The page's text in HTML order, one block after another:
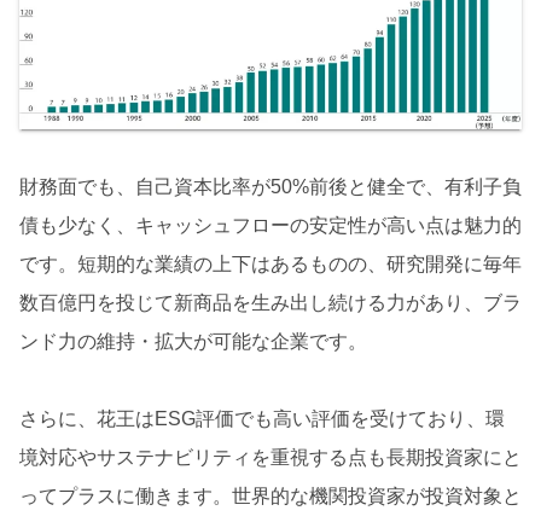
財務面でも、自己資本比率が50%前後と健全で、有利子負
債も少なく、キャッシュフローの安定性が高い点は魅力的
です。短期的な業績の上下はあるものの、研究開発に毎年
数百億円を投じて新商品を生み出し続ける力があり、ブラ
ンド力の維持・拡大が可能な企業です。
さらに、花王はESG評価でも高い評価を受けており、環
境対応やサステナビリティを重視する点も長期投資家にと
ってプラスに働きます。世界的な機関投資家が投資対象と